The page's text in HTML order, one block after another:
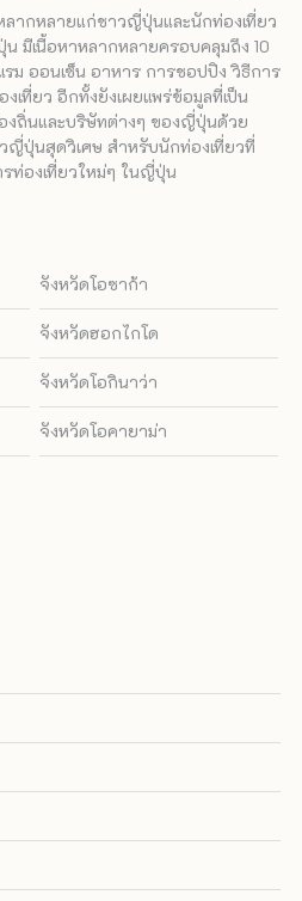
ลากหลายแก่ชาวญี่ปุ่นและนักท่องเที่ยว
มีเนื้อหาหลากหลายครอบคลุมถึง 10
รม ออนเซ็น อาหาร การชอปปิง วิธีการ
เที่ยว อีกทั้งยังเผยแพร่ข้อมูลที่เป็น
งถิ่นและบริษัทต่างๆ ของญี่ปุ่นด้วย
ญี่ปุ่นสุดวิเศษ สำหรับนักท่องเที่ยวที่
ท่องเที่ยวใหม่ๆ ในญี่ปุ่น
จังหวัดโอซาก้า
จังหวัดฮอกไกโด
จังหวัดโอกินาว่า
จังหวัดโอคายาม่า